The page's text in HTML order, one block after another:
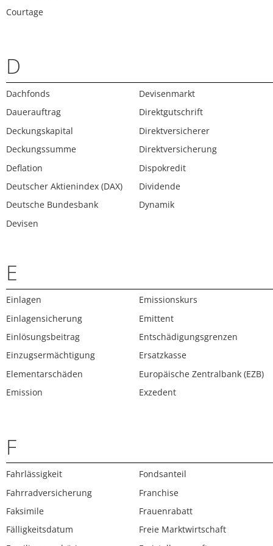
Courtage
D
Dachfonds
Dauerauftrag
Deckungskapital
Deckungssumme
Deflation
Deutscher Aktienindex (DAX)
Deutsche Bundesbank
Devisen
Devisenmarkt
Direktgutschrift
Direktversicherer
Direktversicherung
Dispokredit
Dividende
Dynamik
E
Einlagen
Einlagensicherung
Einlösungsbeitrag
Einzugsermächtigung
Elementarschäden
Emission
Emissionskurs
Emittent
Entschädigungsgrenzen
Ersatzkasse
Europäische Zentralbank (EZB)
Exzedent
F
Fahrlässigkeit
Fahrradversicherung
Faksimile
Fälligkeitsdatum
Fondsanteil
Franchise
Frauenrabatt
Freie Marktwirtschaft